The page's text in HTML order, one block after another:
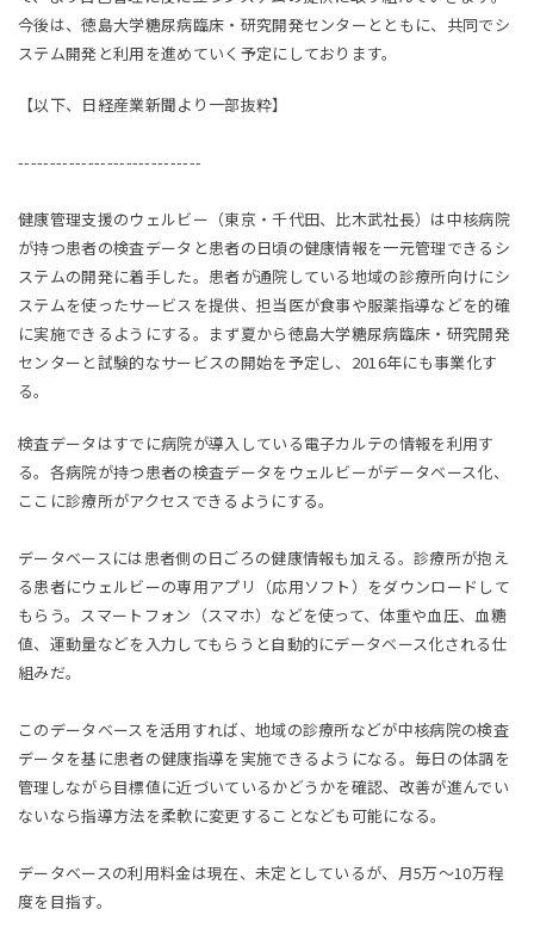
今後は、徳島大学糖尿病臨床・研究開発センターとともに、共同でシ
ステム開発と利用を進めていく予定にしております。
【以下、日経産業新聞より一部抜粋】
-----------------------------
健康管理支援のウェルビー（東京・千代田、比木武社長）は中核病院
が持つ患者の検査データと患者の日頃の健康情報を一元管理できるシ
ステムの開発に着手した。患者が通院している地域の診療所向けにシ
ステムを使ったサービスを提供、担当医が食事や服薬指導などを的確
に実施できるようにする。まず夏から徳島大学糖尿病臨床・研究開発
センターと試験的なサービスの開始を予定し、2016年にも事業化す
る。
検査データはすでに病院が導入している電子カルテの情報を利用す
る。各病院が持つ患者の検査データをウェルビーがデータベース化、
ここに診療所がアクセスできるようにする。
データベースには患者側の日ごろの健康情報も加える。診療所が抱え
る患者にウェルビーの専用アプリ（応用ソフト）をダウンロードして
もらう。スマートフォン（スマホ）などを使って、体重や血圧、血糖
値、運動量などを入力してもらうと自動的にデータベース化される仕
組みだ。
このデータベースを活用すれば、地域の診療所などが中核病院の検査
データを基に患者の健康指導を実施できるようになる。毎日の体調を
管理しながら目標値に近づいているかどうかを確認、改善が進んでい
ないなら指導方法を柔軟に変更することなども可能になる。
データベースの利用料金は現在、未定としているが、月5万〜10万程
度を目指す。